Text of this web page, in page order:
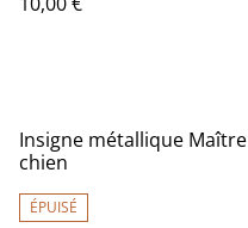
Insigne métallique Maître
chien
ÉPUISÉ